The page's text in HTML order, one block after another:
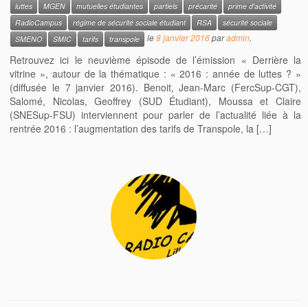
luttes
MGEN mutuelles étudiantes partiels précarité
prime d'activité
RadioCampus
régime de sécurité sociale étudiant RSA
sécurité sociale
SMENO
SMIC tarifs transpole le8 janvier 2016paradmin.
Retrouvez ici le neuvième épisode de l’émission « Derrière la
vitrine », autour de la thématique : « 2016 : année de luttes ? »
(diffusée le 7 janvier 2016). Benoit, Jean-Marc (FercSup-CGT),
Salomé, Nicolas, Geoffrey (SUD Étudiant), Moussa et Claire
(SNESup-FSU) interviennent pour parler de l’actualité liée à la
rentrée 2016 : l’augmentation des tarifs de Transpole, la […]